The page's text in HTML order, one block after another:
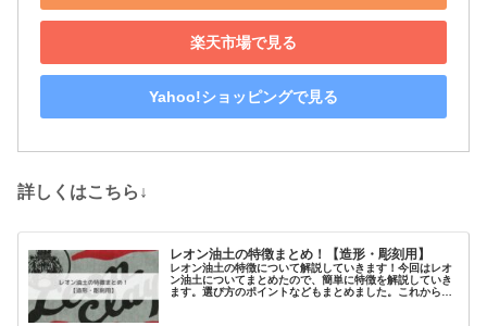
楽天市場で見る
Yahoo!ショッピングで見る
詳しくはこちら↓
レオン油土の特徴まとめ！【造形・彫刻用】
レオン油土の特徴について解説していきます！今回はレオ
ン油土についてまとめたので、簡単に特徴を解説していき
ます。選び方のポイントなどもまとめました。これから購